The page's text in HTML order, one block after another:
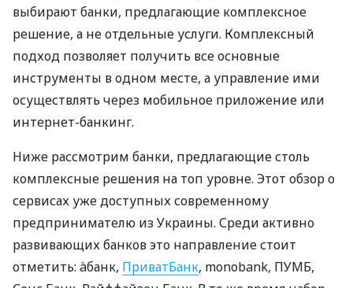
выбирают банки, предлагающие комплексное
решение, а не отдельные услуги. Комплексный
подход позволяет получить все основные
инструменты в одном месте, а управление ими
осуществлять через мобильное приложение или
интернет-банкинг.
Ниже рассмотрим банки, предлагающие столь
комплексные решения на топ уровне. Этот обзор о
сервисах уже доступных современному
предпринимателю из Украины. Среди активно
развивающих банков это направление стоит
отметить: àбанк, ПриватБанк, monobank, ПУМБ,